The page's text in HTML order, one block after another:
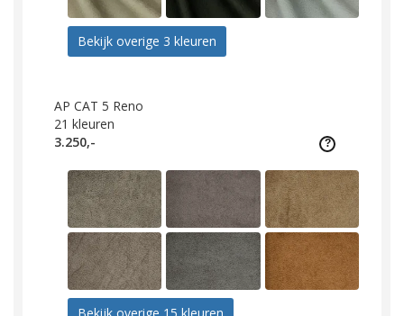
Bekijk overige 3 kleuren
AP CAT 5 Reno
21 kleuren
3.250,-
Bekijk overige 15 kleuren